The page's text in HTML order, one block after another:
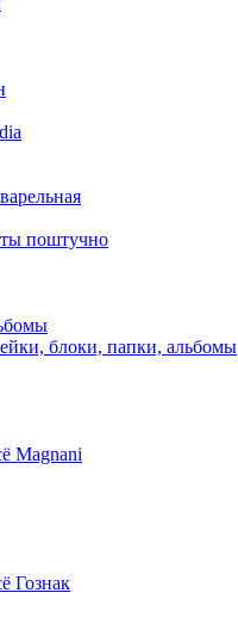
поштучно
блоки, папки, альбомы
Magnani
Гознак